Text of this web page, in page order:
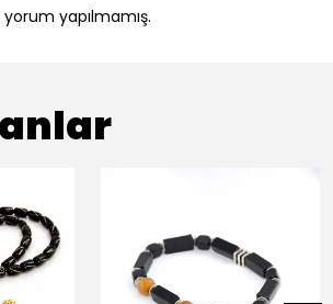
yapılmamış.